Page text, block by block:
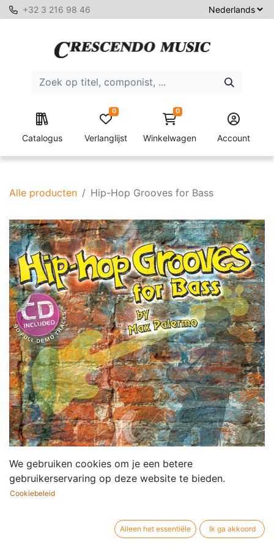
+32 3 216 98 46
Catalogus Verlanglijst
0 0
Winkelwagen Account
Alle producten Hip-Hop Grooves for Bass
We gebruiken cookies om je een betere
gebruikerservaring op deze website te bieden.
Cookiebeleid
Alleen het essentiële Ik ga akkoord